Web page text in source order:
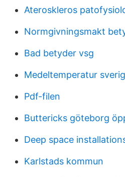
Ateroskleros
Normgivningsmakt
Bad betyder vsg
Medeltemperatur
Pdf-filen
Buttericks göteborg
Deep space
Karlstads kommun